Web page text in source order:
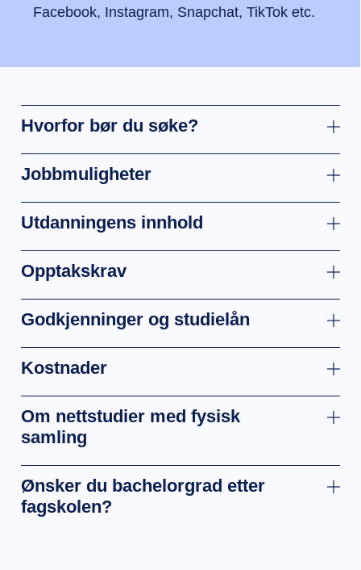
Facebook, Instagram, Snapchat, TikTok etc.
Hvorfor bør du søke?
Jobbmuligheter
Utdanningens innhold
Opptakskrav
Godkjenninger og studielån
Kostnader
Om nettstudier med fysisk
samling
Ønsker du bachelorgrad etter
fagskolen?